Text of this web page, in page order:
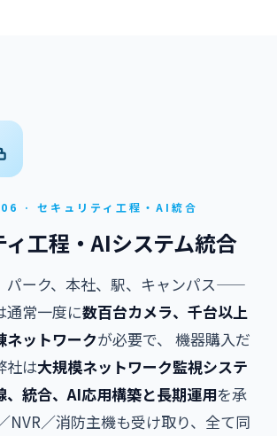
· セキュリティ工程・AI統合
工程・AIシステム統合
パーク、本社、駅、キャンパス——
通常一度に数百台カメラ、千台以上
ネットワークが必要で、 機器購入だ
社は大規模ネットワーク監視システ
、統合、AI応用構築と長期運用を承
NVR／消防主機も受け取り、全て同